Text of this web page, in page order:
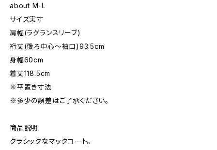
about M-L
サイズ実寸
肩幅(ラグランスリーブ)
裄丈(後ろ中心〜袖口)93.5cm
身幅60cm
着丈118.5cm
※平置き寸法
※多少の誤差はご了承ください。
商品説明
クラシックなマックコート。